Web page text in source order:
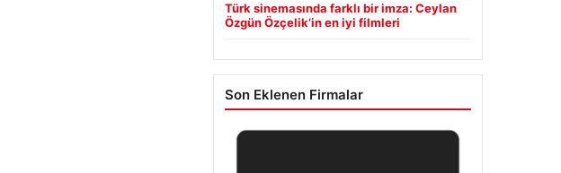
Türk sinemasında farklı bir imza: Ceylan
Özgün Özçelik’in en iyi filmleri
Son Eklenen Firmalar